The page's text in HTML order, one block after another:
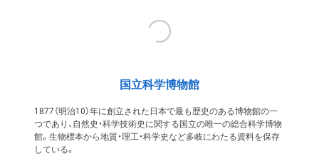
国立科学博物館
1877（明治10）年に創立された日本で最も歴史のある博物館の一
つであり、自然史・科学技術史に関する国立の唯一の総合科学博物
館。生物標本から地質・理工・科学史など多岐にわたる資料を保存
している。